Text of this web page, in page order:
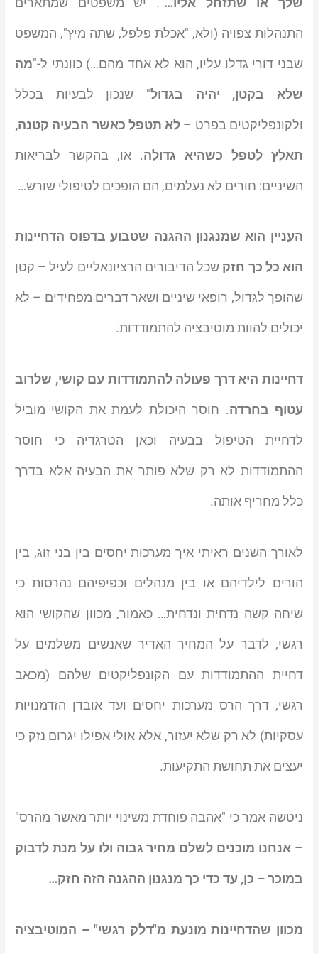
התנהלות צפויה (ולא, "אכלת פלפל, שתה מיץ", המשפט
שבני דורי גדלו עליו, הוא לא אחד מהם…) כוונתי ל-"מה
שלא בקטן, יהיה בגדול" שנכון לבעיות בכלל
ולקונפליקטים בפרט – לא תטפל כאשר הבעיה קטנה,
תאלץ לטפל כשהיא גדולה. או, בהקשר לבריאות
השיניים: חורים לא נעלמים, הם הופכים לטיפולי שורש…
העניין הוא שמנגנון ההגנה שטבוע בדפוס הדחיינות
הוא כל כך חזק שכל הדיבורים הרציונאליים לעיל – קטן
שהופך לגדול, רופאי שיניים ושאר דברים מפחידים – לא
יכולים להוות מוטיבציה להתמודדות.
דחיינות היא דרך פעולה להתמודדות עם קושי, שלרוב
עטוף בחרדה. חוסר היכולת לעמת את הקושי מוביל
לדחיית הטיפול בבעיה וכאן הטרגדיה כי חוסר
ההתמודדות לא רק שלא פותר את הבעיה אלא בדרך
כלל מחריף אותה.
לאורך השנים ראיתי איך מערכות יחסים בין בני זוג, בין
הורים לילדיהם או בין מנהלים וכפיפיהם נהרסות כי
שיחה קשה נדחית ונדחית… כאמור, מכוון שהקושי הוא
רגשי, לדבר על המחיר האדיר שאנשים משלמים על
דחיית ההתמודדות עם הקונפליקטים שלהם (מכאב
רגשי, דרך הרס מערכות יחסים ועד אובדן הזדמנויות
עסקיות) לא רק שלא יעזור, אלא אולי אפילו יגרום נזק כי
יעצים את תחושת התקיעות.
ניטשה אמר כי "אהבה פוחדת משינוי יותר מאשר מהרס"
– אנחנו מוכנים לשלם מחיר גבוה ולו על מנת לדבוק
במוכר – כן, עד כדי כך מנגנון ההגנה הזה חזק…
מכוון שהדחיינות מונעת מ"דלק רגשי" – המוטיבציה